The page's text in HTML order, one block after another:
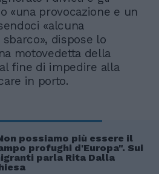
«una provocazione e un
«alcuna
dispose lo
motovedetta della
fine di impedire alla
in porto.
possiamo più essere il
profughi d'Europa". Sui
parla Rita Dalla